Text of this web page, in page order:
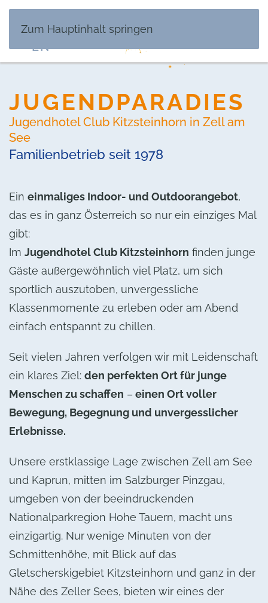
Zum Hauptinhalt springen
JUGENDPARADIES
Jugendhotel Club Kitzsteinhorn in Zell am
See
Familienbetrieb seit 1978
Ein einmaliges Indoor- und Outdoorangebot,
das es in ganz Österreich so nur ein einziges Mal
gibt:
Im Jugendhotel Club Kitzsteinhorn finden junge
Gäste außergewöhnlich viel Platz, um sich
sportlich auszutoben, unvergessliche
Klassenmomente zu erleben oder am Abend
einfach entspannt zu chillen.
Seit vielen Jahren verfolgen wir mit Leidenschaft
ein klares Ziel: den perfekten Ort für junge
Menschen zu schaffen – einen Ort voller
Bewegung, Begegnung und unvergesslicher
Erlebnisse.
Unsere erstklassige Lage zwischen Zell am See
und Kaprun, mitten im Salzburger Pinzgau,
umgeben von der beeindruckenden
Nationalparkregion Hohe Tauern, macht uns
einzigartig. Nur wenige Minuten von der
Schmittenhöhe, mit Blick auf das
Gletscherskigebiet Kitzsteinhorn und ganz in der
Nähe des Zeller Sees, bieten wir eines der
EN